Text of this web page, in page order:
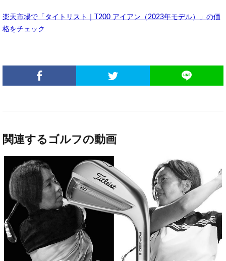
楽天市場で「タイトリスト｜T200 アイアン（2023年モデル）」の価
格をチェック
関連するゴルフの動画